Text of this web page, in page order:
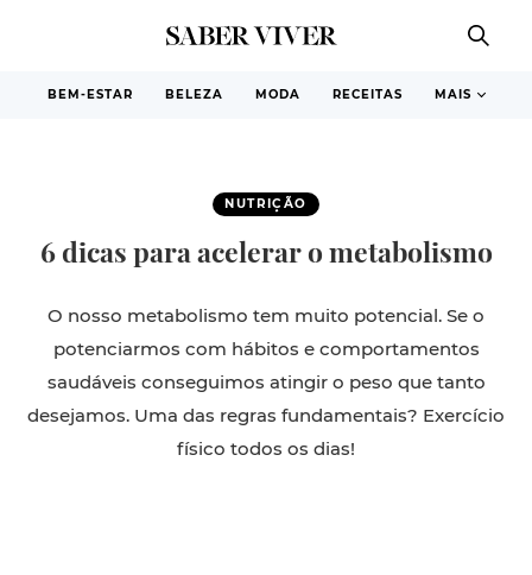
BEM-ESTAR BELEZA MODA RECEITAS MAIS
NUTRIÇÃO
6 dicas para acelerar o metabolismo
O nosso metabolismo tem muito potencial. Se o
potenciarmos com hábitos e comportamentos
saudáveis conseguimos atingir o peso que tanto
desejamos. Uma das regras fundamentais? Exercício
físico todos os dias!